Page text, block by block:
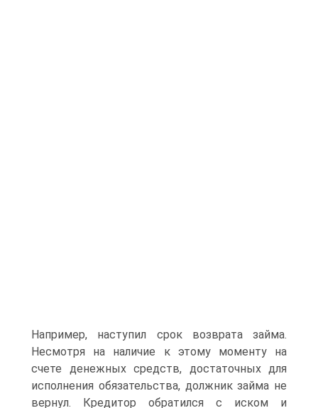
Например, наступил срок возврата займа.
Несмотря на наличие к этому моменту на
счете денежных средств, достаточных для
исполнения обязательства, должник займа не
вернул. Кредитор обратился с иском и